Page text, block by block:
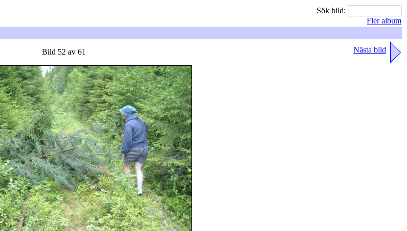
Sök bild:
Fler album
Bild 52 av 61 Nästa bild